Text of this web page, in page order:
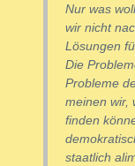
Nur was
wir nicht
Lösungen
Die
Probleme
meinen wir,
finden
staatlich